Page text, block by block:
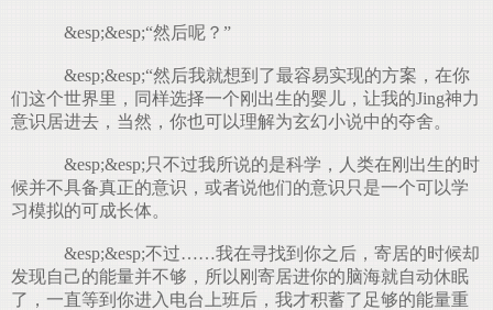
&esp;&esp;“然后呢？”
&esp;&esp;“然后我就想到了最容易实现的方案，在你
们这个世界里，同样选择一个刚出生的婴儿，让我的Jing神力
意识居进去，当然，你也可以理解为玄幻小说中的夺舍。
&esp;&esp;只不过我所说的是科学，人类在刚出生的时
候并不具备真正的意识，或者说他们的意识只是一个可以学
习模拟的可成长体。
&esp;&esp;不过……我在寻找到你之后，寄居的时候却
发现自己的能量并不够，所以刚寄居进你的脑海就自动休眠
了，一直等到你进入电台上班后，我才积蓄了足够的能量重